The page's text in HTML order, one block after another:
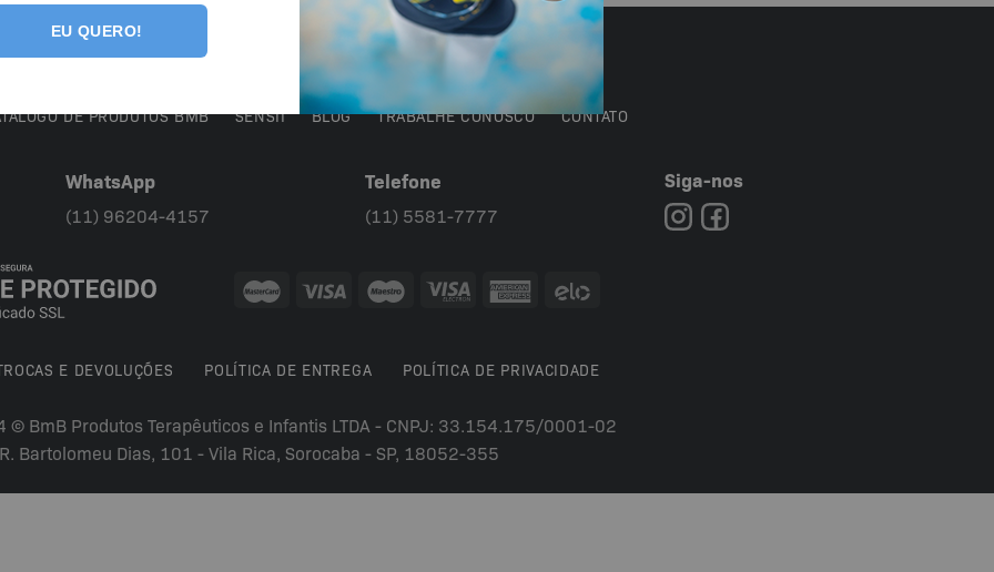
completa loja de produtos terapêuticos e sensoriais do Brasil!
DE PRODUTOS BMB SENSII BLOG TRABALHE CONOSCO CONTATO
WhatsApp
(11) 96204-4157
Telefone
(11) 5581-7777
Siga-nos
E DEVOLUÇÕES POLÍTICA DE ENTREGA POLÍTICA DE PRIVACIDADE
© BmB Produtos Terapêuticos e Infantis LTDA - CNPJ: 33.154.175/0001-02
R. Bartolomeu Dias, 101 - Vila Rica, Sorocaba - SP, 18052-355
EU QUERO!